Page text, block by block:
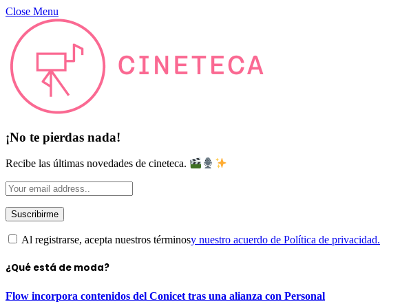
Close Menu
¡No te pierdas nada!
Recibe las últimas novedades de cineteca.
Al registrarse, acepta nuestros términosy nuestro acuerdo de Política de privacidad.
¿Qué está de moda?
Flow incorpora contenidos del Conicet tras una alianza con Personal